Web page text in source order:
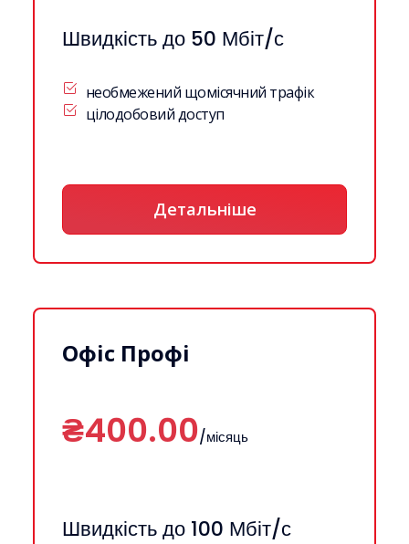
Швидкість до 50 Мбіт/с
необмежений щомісячний трафік
цілодобовий доступ
Детальніше
Офіс Профі
₴400.00/місяць
Швидкість до 100 Мбіт/с